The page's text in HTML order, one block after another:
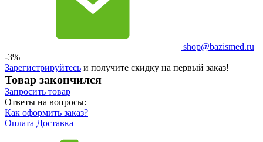
shop@bazismed.ru
-3%
Зарегистрируйтесь и получите скидку на первый заказ!
Товар закончился
Запросить товар
Ответы на вопросы:
Как оформить заказ?
Оплата Доставка